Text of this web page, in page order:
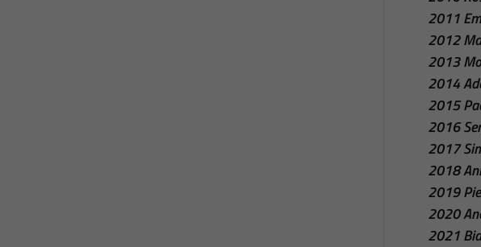
2011
2012
2013
2014
2015
2016
2017
2018
2019
2020
2021